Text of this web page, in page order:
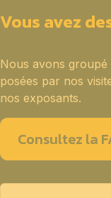
Vous avez
Nous avons groupé
posées par nos
nos exposants.
Consultez la